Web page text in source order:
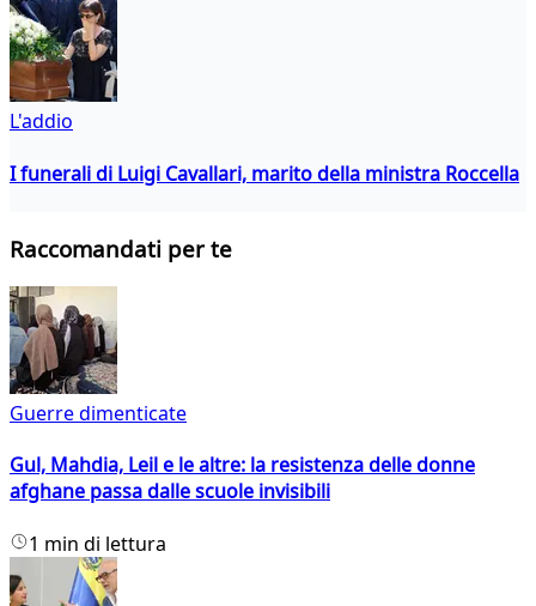
L'addio
I funerali di Luigi Cavallari, marito della ministra Roccella
Raccomandati per te
Guerre dimenticate
Gul, Mahdia, Leil e le altre: la resistenza delle donne
afghane passa dalle scuole invisibili
1 min di lettura